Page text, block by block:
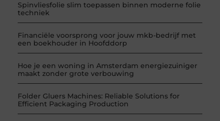
Spinvliesfolie slim toepassen binnen moderne folie
techniek
Financiële voorsprong voor jouw mkb-bedrijf met
een boekhouder in Hoofddorp
Hoe je een woning in Amsterdam energiezuiniger
maakt zonder grote verbouwing
Folder Gluers Machines: Reliable Solutions for
Efficient Packaging Production